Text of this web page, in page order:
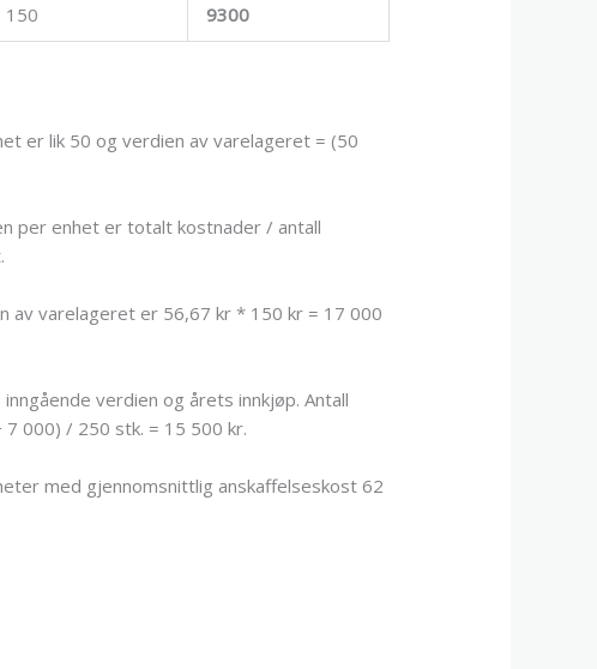
150 9300
er lik 50 og verdien av varelageret = (50
per enhet er totalt kostnader / antall
av varelageret er 56,67 kr * 150 kr = 17 000
verdien og årets innkjøp. Antall
000) / 250 stk. = 15 500 kr.
med gjennomsnittlig anskaffelseskost 62